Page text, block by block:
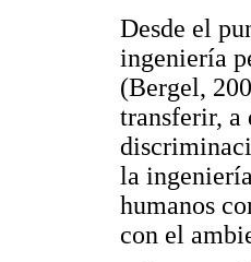
Desde el
ingeniería
(Bergel,
transferir, a
la
humanos
con el